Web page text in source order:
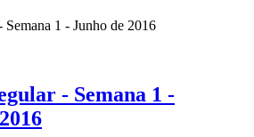
Semana 1 - Junho de 2016
- Semana 1 -